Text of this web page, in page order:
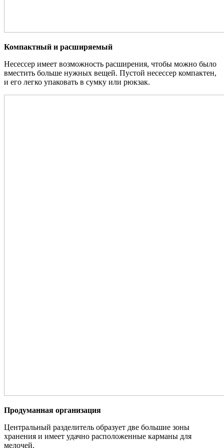
Компактный и расширяемый
Несессер имеет возможность расширения, чтобы можно было
вместить больше нужных вещей. Пустой несессер компактен,
и его легко упаковать в сумку или рюкзак.
Продуманная организация
Центральный разделитель образует две большие зоны
хранения и имеет удачно расположенные карманы для
мелочей.